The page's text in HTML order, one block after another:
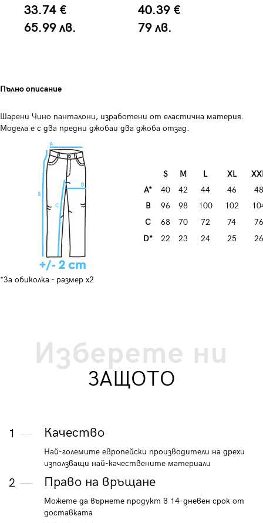
33.74 €
65.99 лв.
40.39 €
79 лв.
Пълно описание
Шарени Чино панталони, изработени от еластична материя.
Модела е с два предни джобаи два джоба отзад.
S M L XL
A*
40 42 44 46
48
B
96 98 100 102
C
68 70 72 74
76
D*
22 23 24 25 26
*За обиколка - размер x2
Изберете ни
ЗАЩОТО
1 Качество
Най-големите европейски производители на дрехи
използващи най-качествените материали
2 Право на връщане
Можете да върнете продукт в 14-дневен срок от
доставката